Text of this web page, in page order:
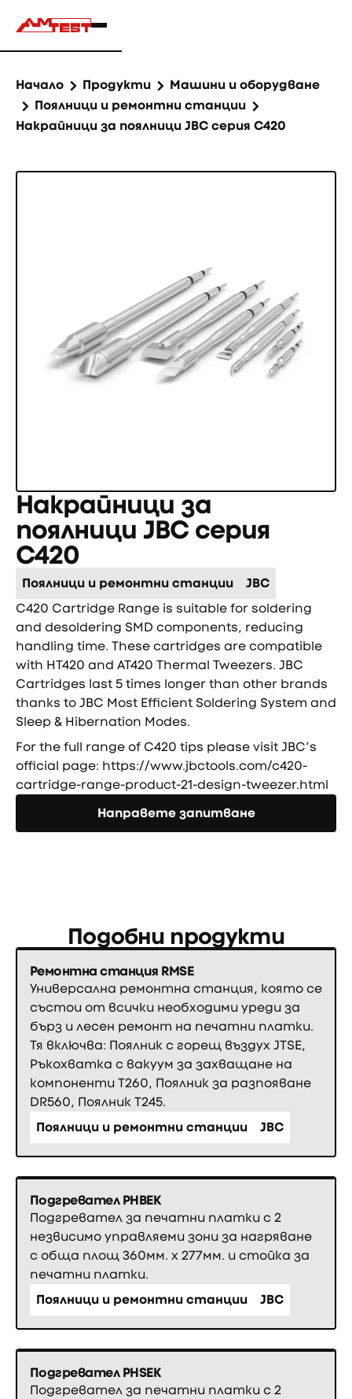
Начало Продукти
Машини и оборудване
Поялници и ремонтни станции
Накрайници за поялници JBC серия C420
Накрайници за
поялници JBC серия
C420
Поялници и ремонтни станции
JBC
C420 Cartridge Range is suitable for soldering
and desoldering SMD components, reducing
handling time. These cartridges are compatible
with HT420 and AT420 Thermal Tweezers. JBC
Cartridges last 5 times longer than other brands
thanks to JBC Most Efficient Soldering System and
Sleep & Hibernation Modes.
For the full range of C420 tips please visit JBC’s
official page: https://www.jbctools.com/c420-
cartridge-range-product-21-design-tweezer.html
Направете запитване
Направете запитване
Подобни продукти
Ремонтна станция RMSE
Универсална ремонтна станция, която се
състои от всички необходими уреди за
бърз и лесен ремонт на печатни платки.
Тя включва: Поялник с горещ въздух JTSE,
Ръкохватка с вакуум за захващане на
компоненти Т260, Поялник за разпояване
DR560, Поялник T245.
Поялници и ремонтни станции
JBC
Подгревател PHBEK
Подгревател за печатни платки с 2
незвисимо управляеми зони за нагряване
с обща площ 360мм. х 277мм. и стойка за
печатни платки.
Поялници и ремонтни станции
JBC
Подгревател PHSEK
Подгревател за печатни платки с 2